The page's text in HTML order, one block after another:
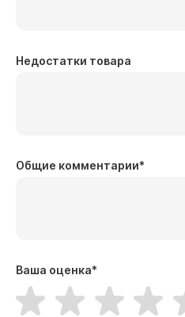
Недостатки товара
Общие комментарии*
Ваша оценка*